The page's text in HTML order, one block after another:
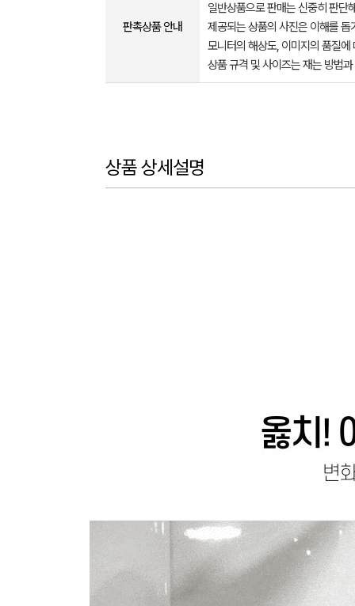
판촉상품 안내
일반상품으로 판매는 신중히 판단
제공되는 상품의 사진은 이해를
모니터의 해상도, 이미지의 품질
상품 규격 및 사이즈는 재는 방법
상품 상세설명